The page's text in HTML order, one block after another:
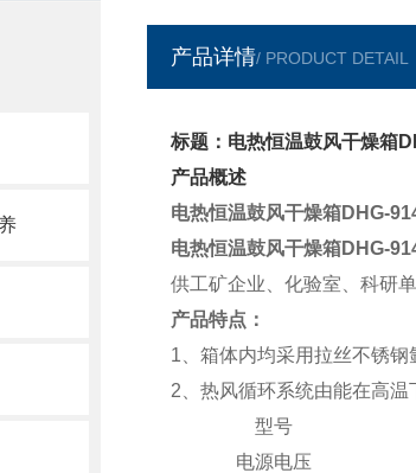
产品详情/ PRODUCT DETAIL
标题：电热恒温鼓风干燥箱
产品概述
电热恒温鼓风干燥箱DHG-
电热恒温鼓风干燥箱DHG-
供工矿企业、化验室、科研
产品特点：
1、 箱体内均采用拉丝不锈钢
2、热风循环系统由能在高温
型号
电源电压